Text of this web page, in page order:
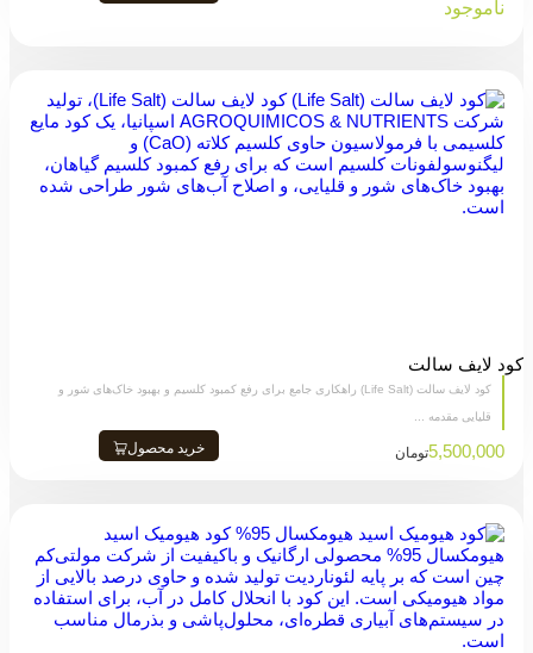
ناموجود
کود لایف سالت
کود لایف سالت (Life Salt) راهکاری جامع برای رفع کمبود کلسیم و بهبود خاک‌های شور و
قلیایی مقدمه ...
5,500,000تومان خرید محصول